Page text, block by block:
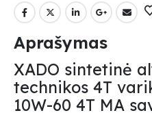
Aprašymas
XADO sintetinė
technikos 4T
10W-60 4T MA